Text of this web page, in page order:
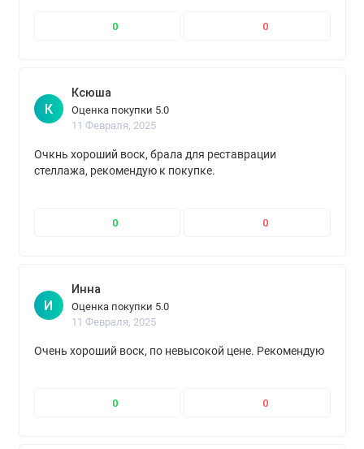
0 0
К
Ксюша
Оценка покупки 5.0
11 Февраля, 2025
Очкнь хороший воск, брала для реставрации
стеллажа, рекомендую к покупке.
0 0
И
Инна
Оценка покупки 5.0
11 Февраля, 2025
Очень хороший воск, по невысокой цене. Рекомендую
0 0